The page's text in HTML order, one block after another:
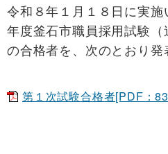
令和８年１月１８日に実施
年度釜石市職員採用試験
の合格者を、次のとおり発
第１次試験合格者[PDF：